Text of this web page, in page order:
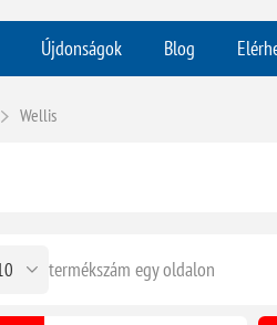
Újdonságok Blog
Wellis
termékszám egy oldalon